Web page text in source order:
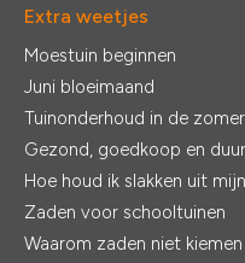
Extra weetjes
Moestuin beginnen
Juni bloeimaand
Tuinonderhoud in de zomer
Gezond, goedkoop en
Hoe houd ik slakken uit
Zaden voor schooltuinen
Waarom zaden niet kiemen